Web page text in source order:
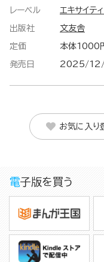
レーベル エキサイテ
出版社 文友舎
定価 本体1000
発売日 2025/
お気に入り
電子版を買う